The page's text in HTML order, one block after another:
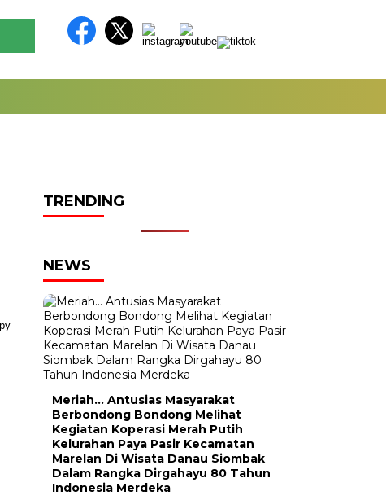
TRENDING
NEWS
Meriah… Antusias Masyarakat
Berbondong Bondong Melihat
Kegiatan Koperasi Merah Putih
Kelurahan Paya Pasir Kecamatan
Marelan Di Wisata Danau Siombak
Dalam Rangka Dirgahayu 80 Tahun
Indonesia Merdeka